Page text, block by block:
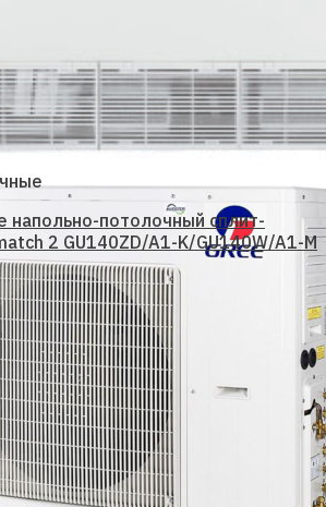
напольно-потолочный сплит-
2 GU140ZD/A1-K/GU140W/A1-M